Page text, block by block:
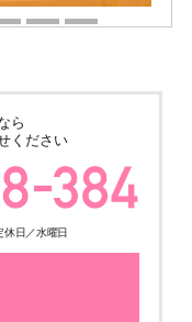
ら
ください
休日／水曜日